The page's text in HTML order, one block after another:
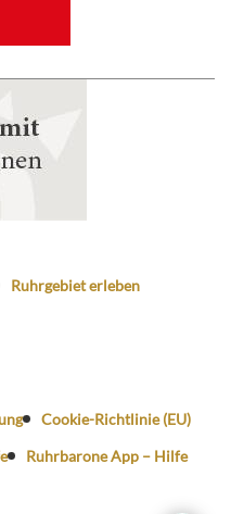
Ruhrgebiet erleben
Cookie-Richtlinie (EU)
Ruhrbarone App – Hilfe